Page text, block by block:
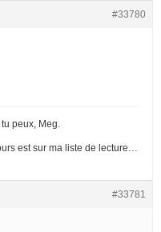
#33780
peux, Meg.
est sur ma liste de lecture…
#33781